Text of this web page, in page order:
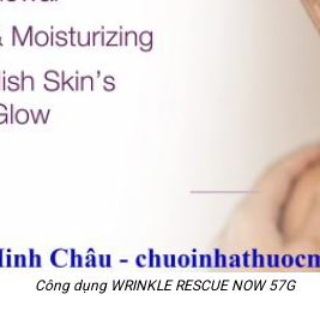
Công dụng WRINKLE RESCUE NOW 57G